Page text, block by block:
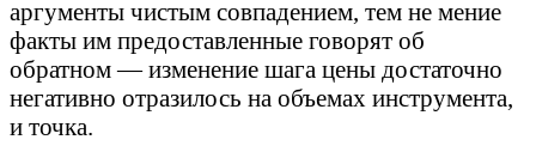
аргументы чистым совпадением, тем не мение
факты им предоставленные говорят об
обратном — изменение шага цены достаточно
негативно отразилось на объемах инструмента,
и точка.